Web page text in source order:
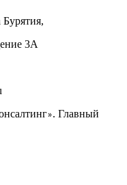
3А
». Главный